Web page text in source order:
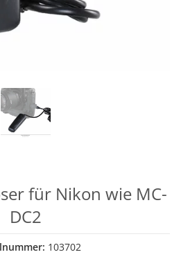
für Nikon wie MC-
DC2
103702